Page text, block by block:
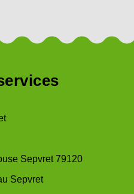
Sepvret 79120
Sepvret